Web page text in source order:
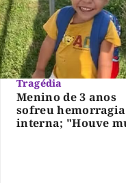
Tragédia
Menino de 3 anos
sofreu hemorragia
interna; "Houve